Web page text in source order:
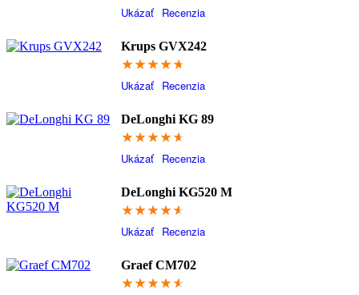
Ukázať Recenzia
Krups GVX242
94.6
Ukázať Recenzia
DeLonghi KG 89
93.2
Ukázať Recenzia
DeLonghi KG520 M
91.4
Ukázať Recenzia
Graef CM702
91.4